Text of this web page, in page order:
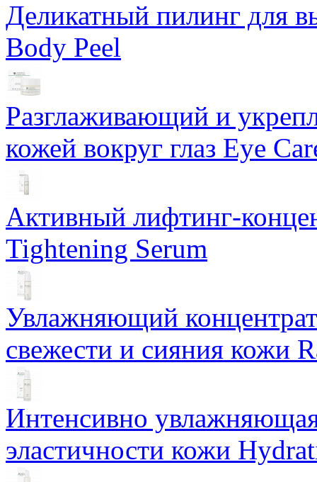
Деликатный пилинг для
Body Peel
Разглаживающий и
кожей вокруг глаз Eye
Активный лифтинг-
Tightening Serum
Увлажняющий
свежести и сияния кожи
Интенсивно
эластичности кожи